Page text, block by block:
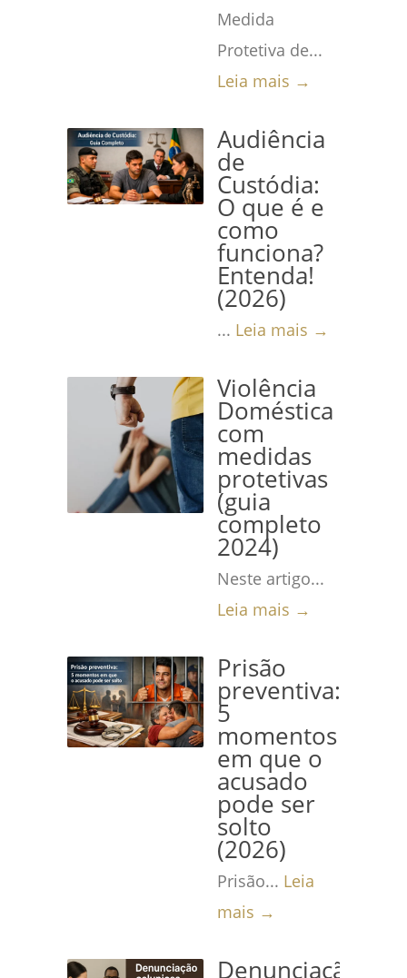
Medida
Protetiva de...
Leia mais →
Audiência
de
Custódia:
O que é e
como
funciona?
Entenda!
(2026)
... Leia mais →
Violência
Doméstica
com
medidas
protetivas
(guia
completo
2024)
Neste artigo...
Leia mais →
Prisão
preventiva:
5
momentos
em que o
acusado
pode ser
solto
(2026)
Prisão... Leia
mais →
Denunciação